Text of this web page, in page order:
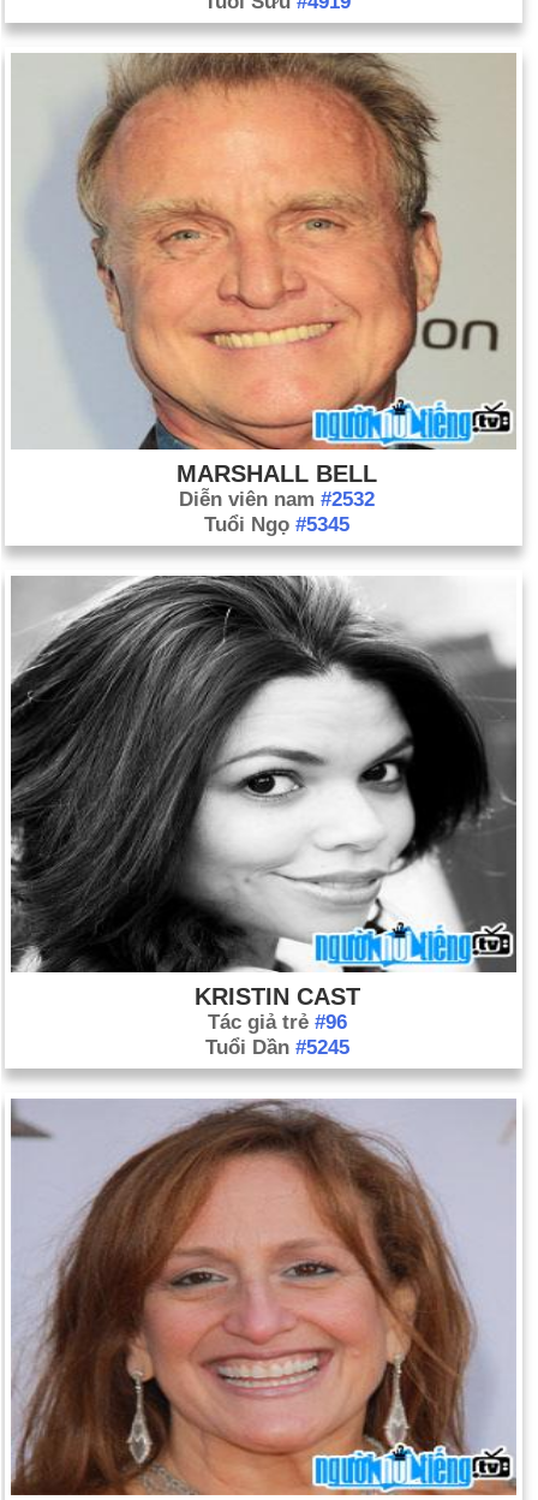
MARSHALL BELL
Diễn viên nam #2532
Tuổi Ngọ #5345
KRISTIN CAST
Tác giả trẻ #96
Tuổi Dần #5245